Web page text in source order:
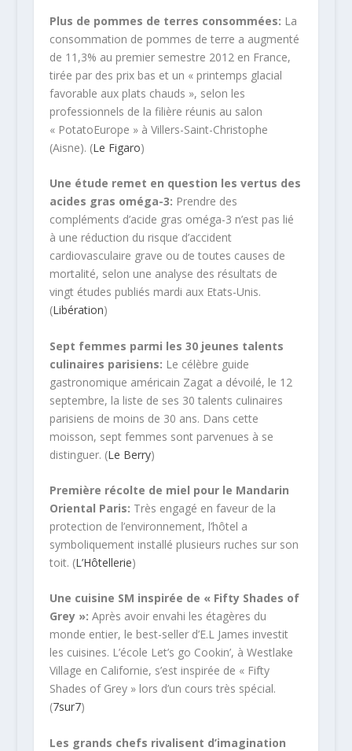
Plus de pommes de terres consommées: La
consommation de pommes de terre a augmenté
de 11,3% au premier semestre 2012 en France,
tirée par des prix bas et un « printemps glacial
favorable aux plats chauds », selon les
professionnels de la filière réunis au salon
« PotatoEurope » à Villers-Saint-Christophe
(Aisne). (Le Figaro)
Une étude remet en question les vertus des
acides gras oméga-3: Prendre des
compléments d’acide gras oméga-3 n’est pas lié
à une réduction du risque d’accident
cardiovasculaire grave ou de toutes causes de
mortalité, selon une analyse des résultats de
vingt études publiés mardi aux Etats-Unis.
(Libération)
Sept femmes parmi les 30 jeunes talents
culinaires parisiens: Le célèbre guide
gastronomique américain Zagat a dévoilé, le 12
septembre, la liste de ses 30 talents culinaires
parisiens de moins de 30 ans. Dans cette
moisson, sept femmes sont parvenues à se
distinguer. (Le Berry)
Première récolte de miel pour le Mandarin
Oriental Paris: Très engagé en faveur de la
protection de l’environnement, l’hôtel a
symboliquement installé plusieurs ruches sur son
toit. (L’Hôtellerie)
Une cuisine SM inspirée de « Fifty Shades of
Grey »: Après avoir envahi les étagères du
monde entier, le best-seller d’E.L James investit
les cuisines. L’école Let’s go Cookin’, à Westlake
Village en Californie, s’est inspirée de « Fifty
Shades of Grey » lors d’un cours très spécial.
(7sur7)
Les grands chefs rivalisent d’imagination